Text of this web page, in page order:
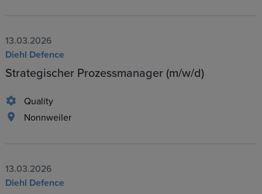
13.03.2026
Diehl Defence
Strategischer Prozessmanager (m/w/d)
Quality
Nonnweiler
13.03.2026
Diehl Defence